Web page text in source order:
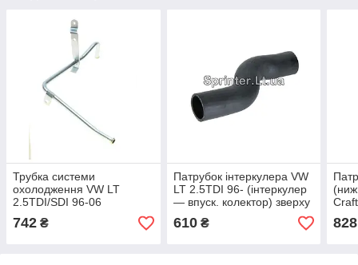
Трубка системи
охолодження VW LT
2.5TDI/SDI 96-06
742 ₴
Патрубок інтеркулера VW
LT 2.5TDI 96- (інтеркулер
— впуск. колектор) зверху
лівий
610₴ 828